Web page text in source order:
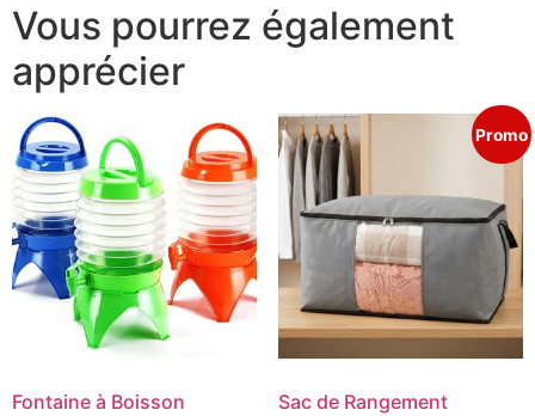
Vous pourrez également
apprécier
Fontaine à Boisson
Promo
Sac de Rangement